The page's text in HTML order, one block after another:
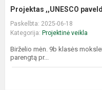
Projektas ,,UNESCO
Paskelbta: 2025-06-18
Kategorija: Projektinė veikla
Birželio mėn. 9b klasės
parengtą pr...